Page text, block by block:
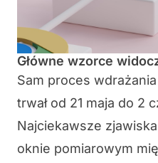
Główne wzorce
Sam proces
trwał od 21 maja do 2
Najciekawsze
oknie pomiarowym